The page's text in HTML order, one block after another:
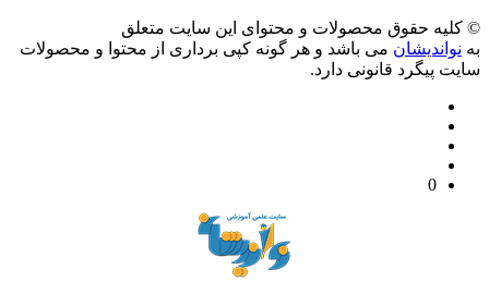
© کليه حقوق محصولات و محتوای اين سایت متعلق
به نواندیشان می باشد و هر گونه کپی برداری از محتوا و محصولات
سایت پیگرد قانونی دارد.
0